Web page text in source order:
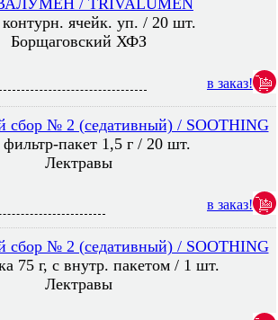
/ TRIVALUMEN
контурн. ячейк. уп. / 20 шт.
Борщаговский ХФЗ
в заказ!
сбор № 2 (седативный) / SOOTHING
фильтр-пакет 1,5 г / 20 шт.
Лектравы
в заказ!
сбор № 2 (седативный) / SOOTHING
75 г, с внутр. пакетом / 1 шт.
Лектравы